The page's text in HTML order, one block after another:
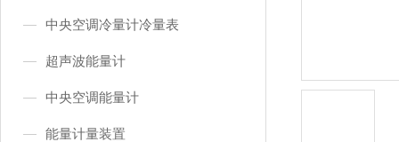
中央空调冷量计冷量表
超声波能量计
中央空调能量计
能量计量装置